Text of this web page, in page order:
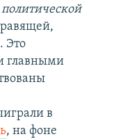
Это
главными
в
, на фоне